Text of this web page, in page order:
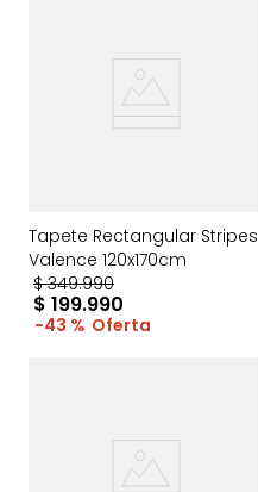
Tapete Rectangular Stripes
Valence 120x170cm
$ 349.990
$ 199.990
43 %